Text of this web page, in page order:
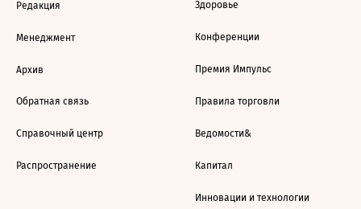
Редакция
Менеджмент
Архив
Обратная связь
Справочный центр
Распространение
Здоровье
Конференции
Премия Импульс
Правила торговли
Ведомости&
Капитал
Инновации и технологии